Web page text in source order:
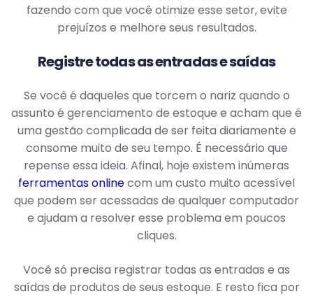
fazendo com que você otimize esse setor, evite
prejuízos e melhore seus resultados.
Registre todas as entradas e saídas
Se você é daqueles que torcem o nariz quando o
assunto é gerenciamento de estoque e acham que é
uma gestão complicada de ser feita diariamente e
consome muito de seu tempo. É necessário que
repense essa ideia. Afinal, hoje existem inúmeras
ferramentas onlinecom um custo muito acessível
que podem ser acessadas de qualquer computador
e ajudam a resolver esse problema em poucos
cliques.
Você só precisa registrar todas as entradas e as
saídas de produtos de seus estoque. E resto fica por